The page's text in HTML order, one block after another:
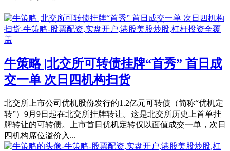
牛策略 |北交所可转债挂牌“首秀” 首日成
交一单 次日四机构扫货
北交所上市公司优机股份发行的1.2亿元可转债（简称“优机定
转”）9月9日起在北交所挂牌转让。这是北交所历史上首单挂
牌转让的可转债。上市首日优机定转仅以面值成交一单，次日
四机构席位溢价入...